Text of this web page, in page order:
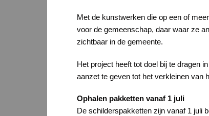
Met de kunstwerken die op een of
voor de gemeenschap, daar waar ze
zichtbaar in de gemeente.
Het project heeft tot doel bij te dragen
aanzet te geven tot het verkleinen van
Ophalen pakketten vanaf 1 juli
De schilderspakketten zijn vanaf 1 juli